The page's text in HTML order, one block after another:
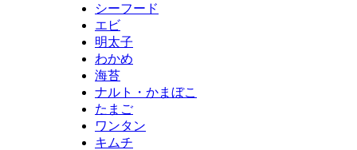
シーフード
エビ
明太子
わかめ
海苔
ナルト・かまぼこ
たまご
ワンタン
キムチ